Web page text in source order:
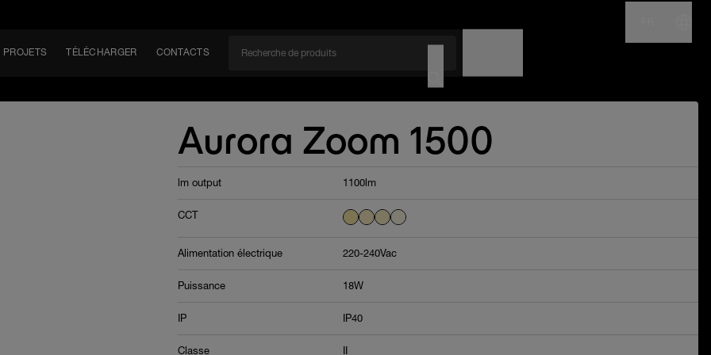
PROJETS TÉLÉCHARGER CONTACTS
NOM
Aurora Zoom 1500
lm output 1100lm
CCT
Alimentation électrique 220-240Vac
Puissance 18W
IP IP40
Classe